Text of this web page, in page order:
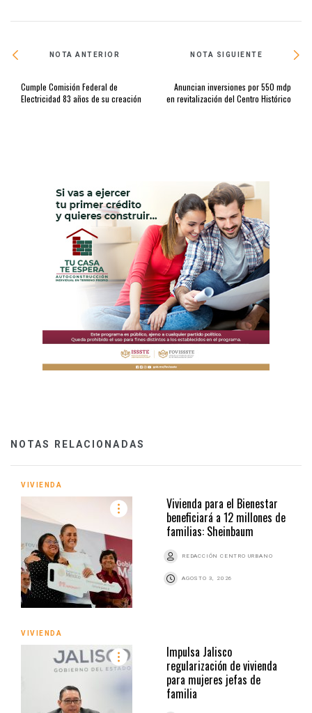
NOTA ANTERIOR
Cumple Comisión Federal de
Electricidad 83 años de su creación
NOTA SIGUIENTE
Anuncian inversiones por 550 mdp
en revitalización del Centro Histórico
NOTAS RELACIONADAS
VIVIENDA
Vivienda para el Bienestar
beneficiará a 12 millones de
familias: Sheinbaum
REDACCIÓN CENTRO URBANO
AGOSTO 3, 2026
VIVIENDA
Impulsa Jalisco
regularización de vivienda
para mujeres jefas de
familia